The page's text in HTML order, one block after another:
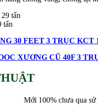
tấn
30 FEET 3 TRỤC KCT
XƯƠNG CŨ 40F 3
Mới 100% chưa qua sử